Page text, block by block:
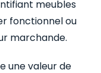
meubles
fonctionnel ou
marchande.
une valeur de